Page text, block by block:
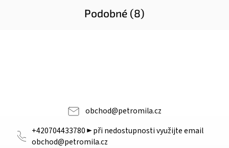
Podobné (8)
obchod@petromila.cz
+420704433780 ► při nedostupnosti využijte email
obchod@petromila.cz